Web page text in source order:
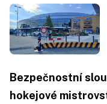
Bezpečnostní
hokejové